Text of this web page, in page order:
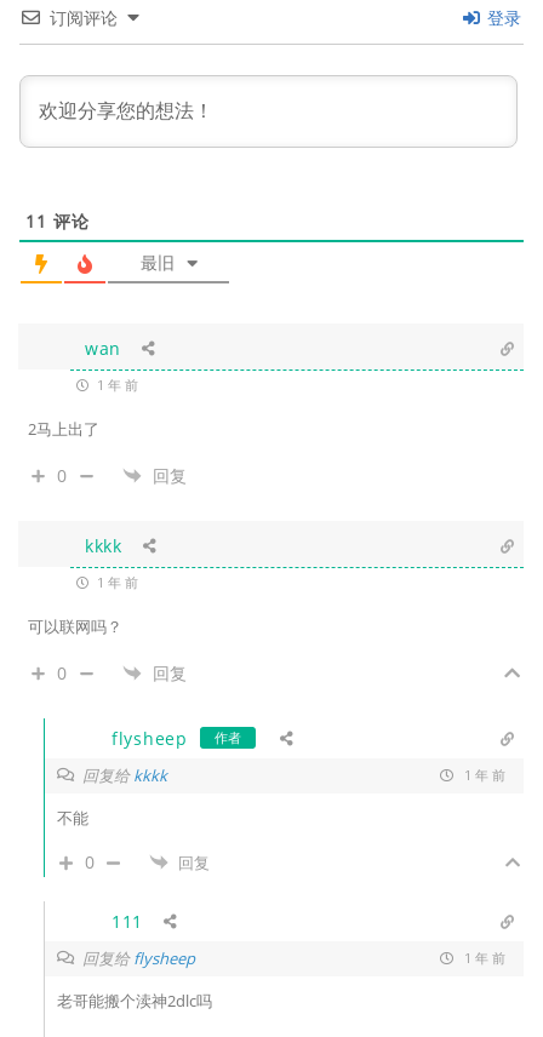
订阅评论 登录
11 评论
最旧
wan
1 年 前
2马上出了
0 回复
kkkk
1 年 前
可以联网吗？
0 回复
flysheep 作者
回复给kkkk 1 年 前
不能
0 回复
111
回复给flysheep 1 年 前
老哥能搬个渎神2dlc吗